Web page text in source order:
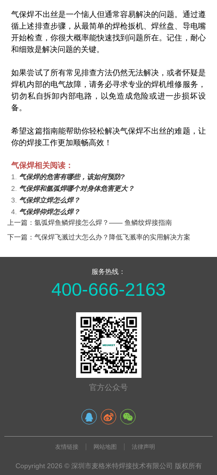
气保焊不出丝是一个恼人但通常容易解决的问题。通过遵
循上述排查步骤，从最简单的焊枪扳机、焊丝盘、导电嘴
开始检查，你很大概率能快速找到问题所在。记住，耐心
和细致是解决问题的关键。
如果尝试了所有常见排查方法仍然无法解决，或者怀疑是
焊机内部的电气故障，请务必寻求专业的焊机维修服务，
切勿私自拆卸内部电路，以免造成危险或进一步损坏设
备。
希望这篇指南能帮助你轻松解决气保焊不出丝的难题，让
你的焊接工作更加顺畅高效！
气保焊相关阅读：
1. 气保焊的危害有哪些，该如何预防?
2. 气保焊和氩弧焊哪个对身体危害更大？
3. 气保焊立焊怎么焊？
4. 气保焊仰焊怎么焊？
上一篇：氩弧焊鱼鳞焊接怎么焊？—— 鱼鳞纹焊接指南
下一篇：气保焊飞溅过大怎么办？降低飞溅率的实用解决方案
服务热线：
400-666-2163
官方公众号
友情链接 网站地图 法律声明
Copyright 2026 © 深圳市麦格米特焊接技术有限公司 版权所有